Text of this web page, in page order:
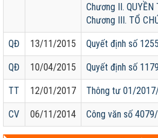
Chương II. QUYỀN
Chương III. TỔ
QĐ 13/11/2015 Quyết định số
QĐ 10/04/2015 Quyết định số
TT 12/01/2017 Thông tư 01/
CV 06/11/2014 Công văn số